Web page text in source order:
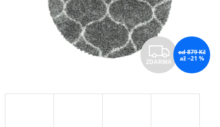
Z
D
A
ZDARMA
od 879 Kč
až –21 %